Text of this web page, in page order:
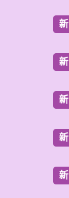
新
新
新
新
新